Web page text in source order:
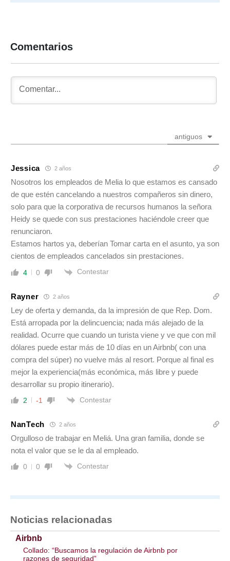
Comentarios
antiguos
Jessica 2 años
Nosotros los empleados de Melia lo que estamos es cansado
de que estén cancelando a nuestros compañeros sin dinero,
solo para que la corporativa de recursos humanos la señora
Heidy se quede con sus prestaciones haciéndole creer que
renunciaron.
Estamos hartos ya, deberían Tomar carta en el asunto, ya son
cientos de empleados cancelados sin prestaciones.
4 0 Contestar
Rayner 2 años
Ley de oferta y demanda, da la impresión de que Rep. Dom.
Está arropada por la delincuencia; nada más alejado de la
realidad. Ocurre que cuando un turista viene y ve que con mil
dólares puede estar más de 10 días en un Airbnb( con una
compra del súper) no vuelve más al resort. Porque al final es
mejor la experiencia(más económica, más libre y puede
desarrollar su propio itinerario).
2 -1 Contestar
NanTech 2 años
Orgulloso de trabajar en Meliá. Una gran familia, donde se
nota el valor que se le da al empleado.
0 0 Contestar
Noticias relacionadas
Airbnb
Collado: “Buscamos la regulación de Airbnb por
razones de seguridad”